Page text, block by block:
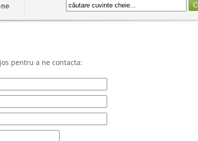
pentru a ne contacta: